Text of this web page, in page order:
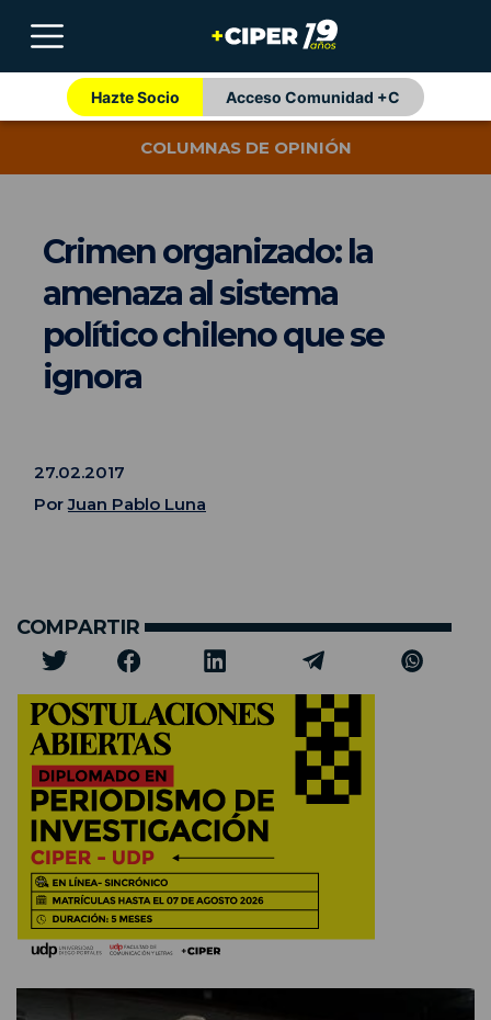
Hazte Socio Acceso Comunidad +C
COLUMNAS DE OPINIÓN
Crimen organizado: la
amenaza al sistema
político chileno que se
ignora
27.02.2017
PorJuan Pablo Luna
COMPARTIR